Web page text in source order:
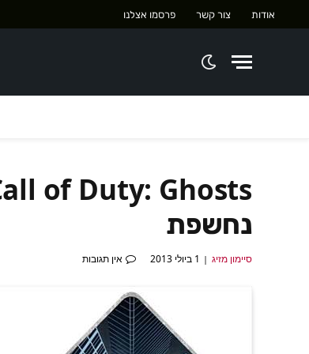
אודות צור קשר פרסמו אצלנו
נחשפת
סיימון מזיג 1 ביולי 2013 אין תגובות